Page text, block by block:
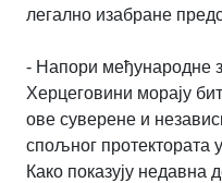
легално изабране
- Напори међународне
Херцеговини морају
ове суверене и
спољног протектората
Како показују